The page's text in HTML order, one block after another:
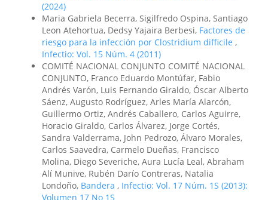
(2024)
Maria Gabriela Becerra, Sigilfredo Ospina, Santiago
Leon Atehortua, Dedsy Yajaira Berbesi, Factores de
riesgo para la infección por Clostridium difficile ,
Infectio: Vol. 15 Núm. 4 (2011)
COMITÉ NACIONAL CONJUNTO COMITÉ NACIONAL
CONJUNTO, Franco Eduardo Montúfar, Fabio
Andrés Varón, Luis Fernando Giraldo, Óscar Alberto
Sáenz, Augusto Rodríguez, Arles María Alarcón,
Guillermo Ortiz, Andrés Caballero, Carlos Aguirre,
Horacio Giraldo, Carlos Álvarez, Jorge Cortés,
Sandra Valderrama, John Pedrozo, Álvaro Morales,
Carlos Saavedra, Carmelo Dueñas, Francisco
Molina, Diego Severiche, Aura Lucía Leal, Abraham
Alí Munive, Rubén Darío Contreras, Natalia
Londoño, Bandera , Infectio: Vol. 17 Núm. 1S (2013):
Volumen 17 No 1S